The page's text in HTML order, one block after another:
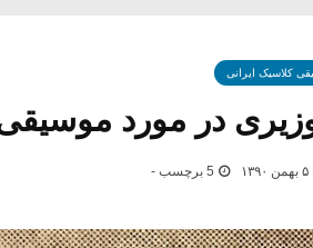
کلاسیک ایرانی
در مورد موسیقی
۵ بهمن ۱۳۹۰ 5 برچسب -